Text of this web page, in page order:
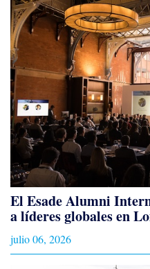
El Esade Alumni
a líderes globales en
julio 06, 2026